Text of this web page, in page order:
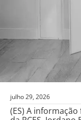
julho 29, 2026
(ES) A